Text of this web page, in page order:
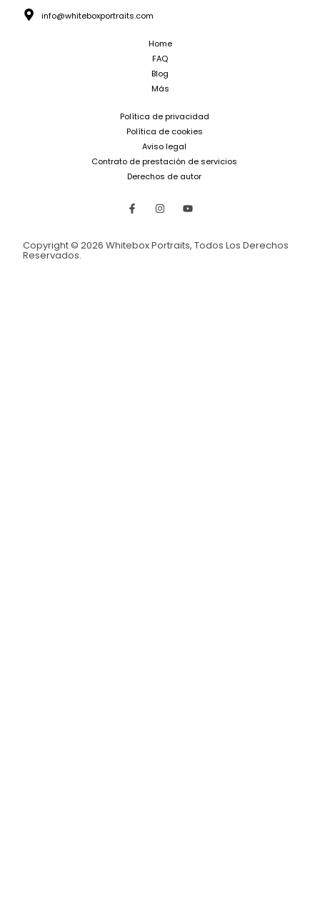
info@whiteboxportraits.com
Home
FAQ
Blog
Más
Política de privacidad
Política de cookies
Aviso legal
Contrato de prestación de servicios
Derechos de autor
Copyright © 2026 Whitebox Portraits, Todos Los Derechos
Reservados.